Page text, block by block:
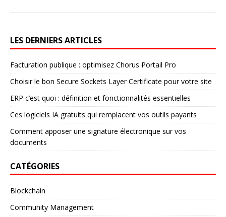
LES DERNIERS ARTICLES
Facturation publique : optimisez Chorus Portail Pro
Choisir le bon Secure Sockets Layer Certificate pour votre site
ERP c’est quoi : définition et fonctionnalités essentielles
Ces logiciels IA gratuits qui remplacent vos outils payants
Comment apposer une signature électronique sur vos
documents
CATÉGORIES
Blockchain
Community Management